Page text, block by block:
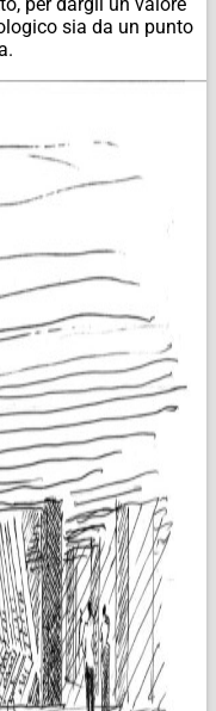
sia da un punto